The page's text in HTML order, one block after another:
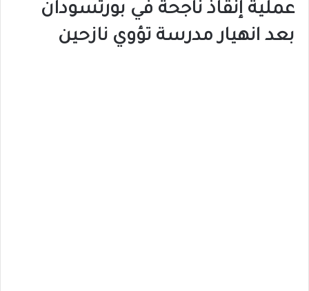
عملية إنقاذ ناجحة في بورتسودان
بعد انهيار مدرسة تؤوي نازحين